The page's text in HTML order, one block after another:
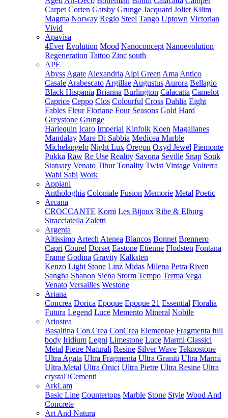
Carpet Corten Gatsby Grunge Jacquard Joliet Kilim
Magma Norway Regio Steel Tango Uptown Victorian
Vivid
Apavisa
4Ever Evolution Mood Nanoconcept Nanoevolution
Regeneration Tattoo Zinc south
APE
Abyss Agate Alexandria Alpi Green Ama Antico
Casale Arabescato Argillae Augustus Aurora Bellagio
Black Hispania Brianna Burlington Calacatta Camelot
Caprice Ceppo Clos Colourful Cross Dahlia Eight
Fables Fleur Floriane Four Seasons Gold Hard
Greystone Grunge
Harlequin Icaro Imperial Kinfolk Koen Magallanes
Mandalay Mare Di Sabbia Medicea Marble
Michelangelo Night Lux Oregon Oxyd Jewel Piemonte
Pukka Raw Re Use Reality Savona Seville Snap Souk
Statuary Venato Tibur Tonality Twist Vintage Volterra
Wabi Sabi Work
Appiani
Anthologhia Coloniale Fusion Memorie Metal Poetic
Arcana
CROCCANTE Komi Les Bijoux Ribe & Elburg
Stracciatella Zaletti
Argenta
Altissimo Artech Atenea Blancos Bonnet Brennero
Capri Courel Dorset Eastone Etienne Flodsten Fontana
Frame Godina Gravity Kalksten
Kenzo Light Stone Linz Midas Milena Petra Riven
Sangha Shanon Siena Storm Tempo Terma Vega
Venato Versailles Westone
Ariana
Concrea Dorica Epoque Epoque 21 Essential Floralia
Futura Legend Luce Memento Mineral Nobile
Ariostea
Basaltina Con.Crea ConCrea Elementae Fragmenta full
body Iridium Legni Limestone Luce Marmi Classici
Metal Pietre Naturali Resine Silver Wave Teknostone
Ultra Agata Ultra Fragmenta Ultra Graniti Ultra Marmi
Ultra Metal Ultra Onici Ultra Pietre Ultra Resine Ultra
crystal iCementi
ArkLam
Basic Line Countertops Marble Stone Style Wood And
Concrete
Art And Natura